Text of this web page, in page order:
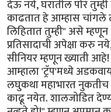
देऊ नये, घरातील पोरं
काढतात हे आम्हास
लिहितात तुम्ही" असे
प्रतिसादाची अपेक्षा करु
सीनियर म्हणून ख्याती
आम्हाला 'ट्रॅप'मध्ये
लघुकथा महाभारत नुकतीच
काढू नयेत. शालजोडित